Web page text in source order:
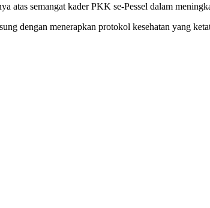
atas semangat kader PKK se-Pessel dalam
dengan menerapkan protokol kesehatan yang